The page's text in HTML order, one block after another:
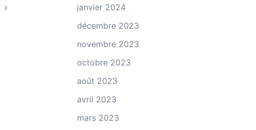
janvier 2024
décembre 2023
novembre 2023
octobre 2023
août 2023
avril 2023
mars 2023